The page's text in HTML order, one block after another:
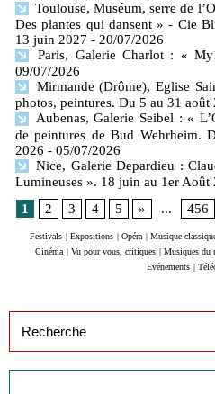
Toulouse, Muséum, serre de
Des plantes qui dansent » - Cie
13 juin 2027 - 20/07/2026
Paris, Galerie Charlot : «
09/07/2026
Mirmande (Drôme), Eglise
photos, peintures. Du 5 au 31 août
Aubenas, Galerie Seibel : «
de peintures de Bud Wehrheim.
2026 - 05/07/2026
Nice, Galerie Depardieu :
Lumineuses ». 18 juin au 1er Août
1
2 3 4 5 » ... 456
Festivals | Expositions | Opéra | Musique
Cinéma | Vu pour vous, critiques | Musiques du
Evénements |